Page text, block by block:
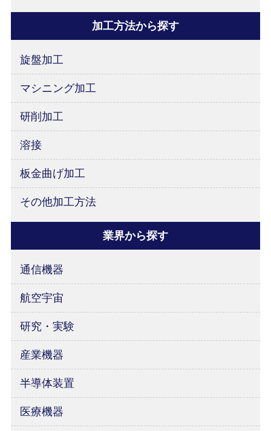
加工方法から探す
旋盤加工
マシニング加工
研削加工
溶接
板金曲げ加工
その他加工方法
業界から探す
通信機器
航空宇宙
研究・実験
産業機器
半導体装置
医療機器